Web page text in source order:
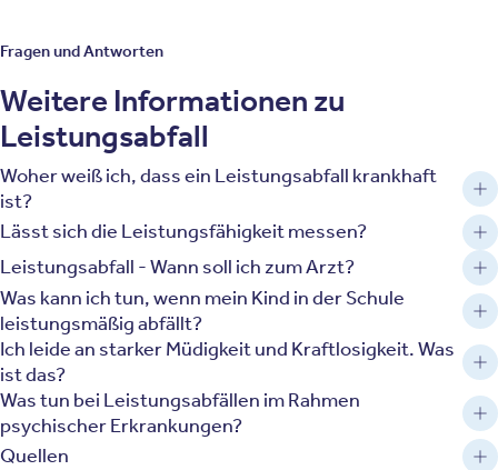
Fragen und Antworten
Weitere Informationen zu
Leistungsabfall
Woher weiß ich, dass ein Leistungsabfall krankhaft
ist?
Lässt sich die Leistungsfähigkeit messen?
Leistungsabfall - Wann soll ich zum Arzt?
Was kann ich tun, wenn mein Kind in der Schule
leistungsmäßig abfällt?
Ich leide an starker Müdigkeit und Kraftlosigkeit. Was
ist das?
Was tun bei Leistungsabfällen im Rahmen
psychischer Erkrankungen?
Quellen